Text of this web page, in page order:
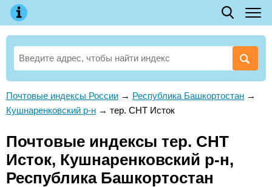
Почтовые индексы России → Республика Башкортостан →
Кушнаренковский р-н → тер. СНТ Исток
Почтовые индексы тер. СНТ
Исток, Кушнаренковский р-н,
Республика Башкортостан